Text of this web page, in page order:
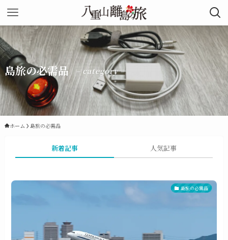
島旅の必需品 – category –
ホーム 島旅の必需品
新着記事 人気記事
島旅の必需品